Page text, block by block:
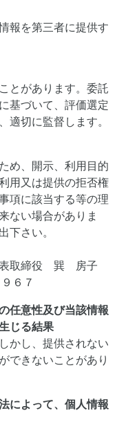
報を第三者に提供す
とがあります。委託
基づいて、評価選定
適切に監督します。
め、開示、利用目的
用又は提供の拒否権
項に該当する等の理
ない場合がありま
下さい。
表取締役 巽 房子
６７
任意性及び当該情報
じる結果
かし、提供されない
できないことがあり
によって、個人情報